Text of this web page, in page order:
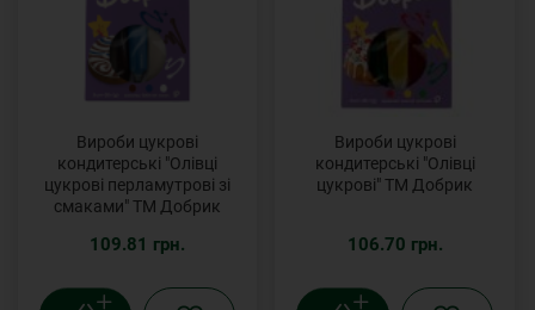
Вироби цукрові
кондитерські "Олівці
цукрові перламутрові зі
смаками" ТМ Добрик
109.81 грн.
Вироби цукрові
кондитерські "Олівці
цукрові" ТМ Добрик
106.70 грн.